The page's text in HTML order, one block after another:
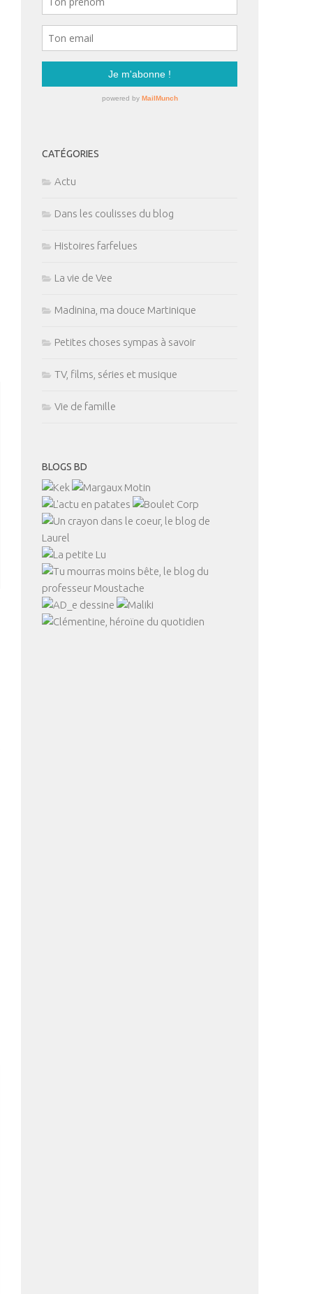
CATÉGORIES
Actu
Dans les coulisses du blog
Histoires farfelues
La vie de Vee
Madinina, ma douce Martinique
Petites choses sympas à savoir
TV, films, séries et musique
Vie de famille
BLOGS BD